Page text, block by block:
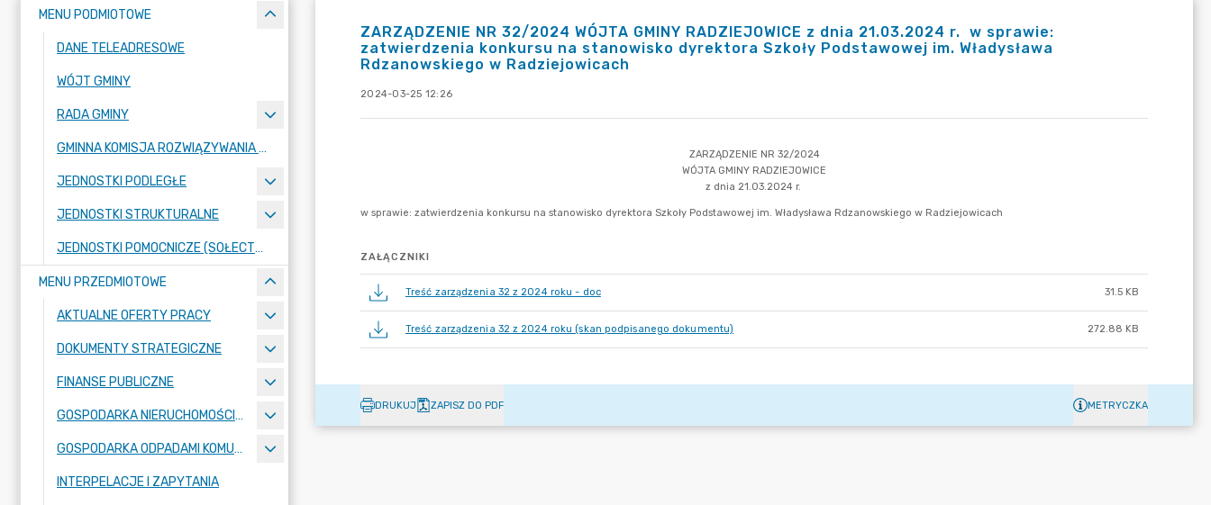
MENU PODMIOTOWE
DANE TELEADRESOWE
WÓJT GMINY
RADA GMINY
GMINNA KOMISJA ROZWIĄZYWANIA PROBLEMÓW ALKOHOLOWYCH
JEDNOSTKI PODLEGŁE
JEDNOSTKI STRUKTURALNE
JEDNOSTKI POMOCNICZE (SOŁECTWA)
MENU PRZEDMIOTOWE
AKTUALNE OFERTY PRACY
DOKUMENTY STRATEGICZNE
FINANSE PUBLICZNE
GOSPODARKA NIERUCHOMOŚCIAMI
GOSPODARKA ODPADAMI KOMUNALNYMI
INTERPELACJE I ZAPYTANIA
ZARZĄDZENIE NR 32/2024 WÓJTA GMINY RADZIEJOWICE z dnia 21.03.2024 r. w sprawie:
zatwierdzenia konkursu na stanowisko dyrektora Szkoły Podstawowej im. Władysława
Rdzanowskiego w Radziejowicach
2024-03-25 12:26
ZAŁĄCZNIKI
Treść zarządzenia 32 z 2024 roku - doc 31.5 KB
Treść zarządzenia 32 z 2024 roku (skan podpisanego dokumentu) 272.88 KB
DRUKUJ ZAPISZ DO PDF METRYCZKA